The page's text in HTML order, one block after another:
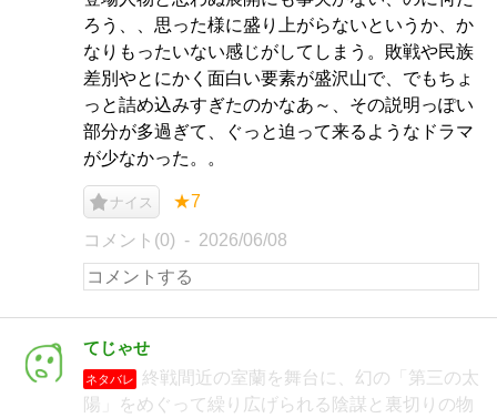
ろう、、思った様に盛り上がらないというか、か
なりもったいない感じがしてしまう。敗戦や民族
差別やとにかく面白い要素が盛沢山で、でもちょ
っと詰め込みすぎたのかなあ～、その説明っぽい
部分が多過ぎて、ぐっと迫って来るようなドラマ
が少なかった。。
ナイス ★7
コメント(0) 2026/06/08
てじゃせ
ネタバレ
終戦間近の室蘭を舞台に、幻の「第三の太
陽」をめぐって繰り広げられる陰謀と裏切りの物